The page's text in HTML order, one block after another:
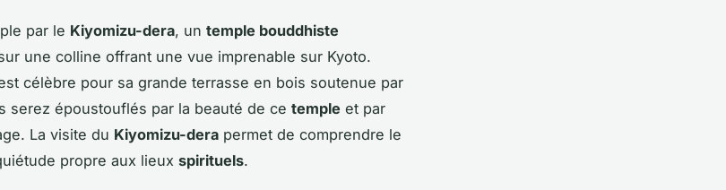
par le Kiyomizu-dera, un temple bouddhiste
une colline offrant une vue imprenable sur Kyoto.
célèbre pour sa grande terrasse en bois soutenue par
serez époustouflés par la beauté de ce temple et par
La visite du Kiyomizu-dera permet de comprendre le
propre aux lieux spirituels.